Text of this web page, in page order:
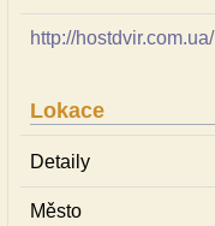
http://hostdvir.com.ua/
Lokace
Detaily
Město